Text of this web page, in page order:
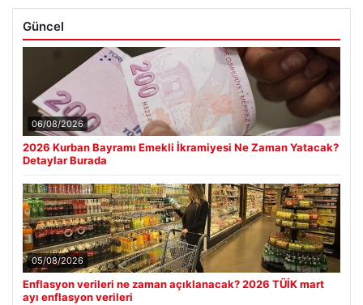
Güncel
06/08/2026
2026 Kurban Bayramı Emekli İkramiyesi Ne Zaman Yatacak?
Detaylar Burada
05/08/2026
Enflasyon verileri ne zaman açıklanacak? 2026 TÜİK mart
ayı enflasyon verileri